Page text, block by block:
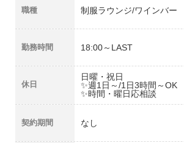
職種 制服ラウンジ/ワインバー
勤務時間 18:00～LAST
休日
日曜・祝日
✨️週1日～/1日3時間～OK
✨️時間・曜日応相談
契約期間 なし